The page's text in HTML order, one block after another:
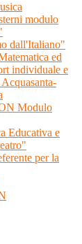
modulo
dall'Italiano"
ed
individuale e
Modulo
Educativa e
per la